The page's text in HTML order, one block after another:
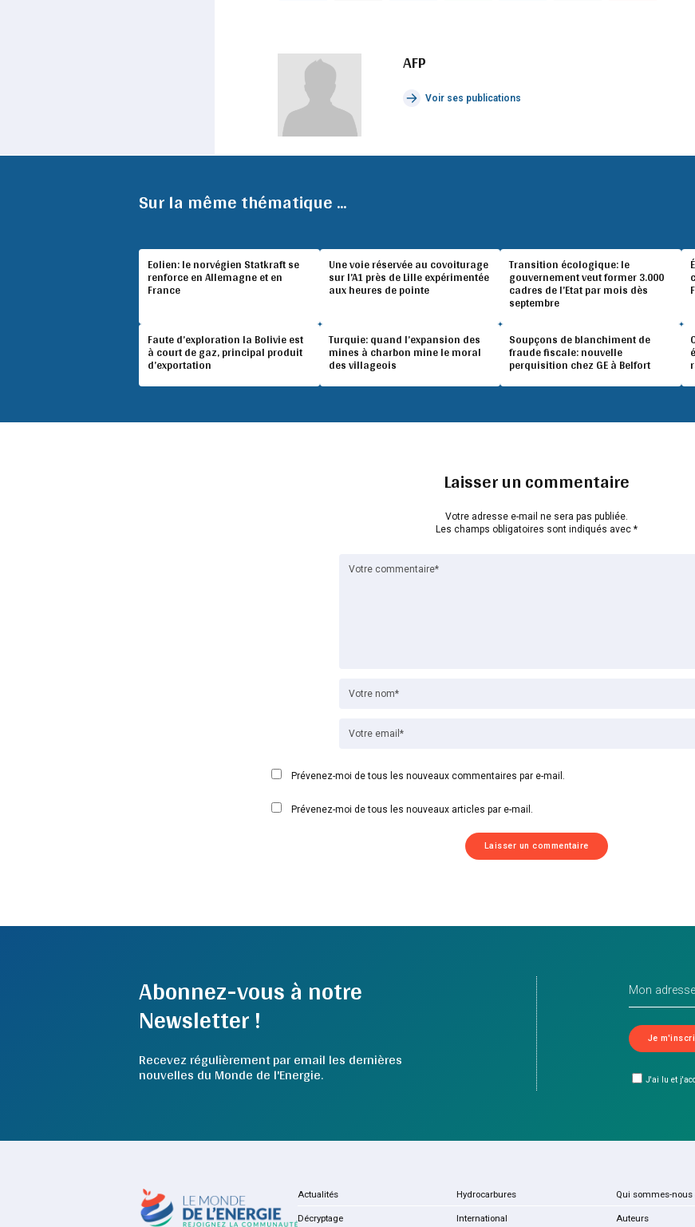
AFP
Voir ses publications
Sur la même thématique ...
Eolien: le norvégien Statkraft se
renforce en Allemagne et en
France
Une voie réservée au covoiturage
sur l’A1 près de Lille expérimentée
aux heures de pointe
Transition écologique: le
gouvernement veut former 3.000
cadres de l’Etat par mois dès
septembre
Faute d’exploration la Bolivie est
à court de gaz, principal produit
d’exportation
Turquie: quand l’expansion des
mines à charbon mine le moral
des villageois
Soupçons de blanchiment de
fraude fiscale: nouvelle
perquisition chez GE à Belfort
Laisser un commentaire
Votre adresse e-mail ne sera pas publiée.
Les champs obligatoires sont indiqués avec *
Prévenez-moi de tous les nouveaux commentaires par e-mail.
Prévenez-moi de tous les nouveaux articles par e-mail.
Abonnez-vous à notre
Newsletter !
Recevez régulièrement par email les dernières
nouvelles du Monde de l'Energie. J'ai lu et
Actualités
Décryptage
Hydrocarbures
International
Qui sommes-nous
Auteurs